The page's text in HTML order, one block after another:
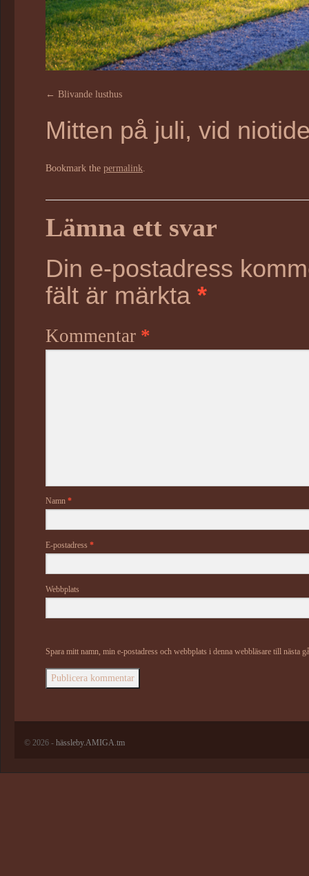
Blivande lusthus
Mitten på juli, vid
Bookmark the permalink
Lämna ett svar
Din e-postadress
fält är märkta *
Kommentar *
Namn *
E-postadress *
Webbplats
Spara mitt namn, min e-postadress och webbplats i denna webbläsare till nästa
© 2026 - hässleby.AMIGA.tm